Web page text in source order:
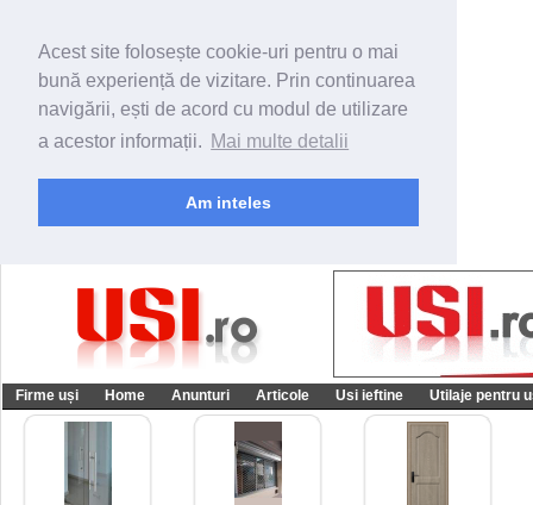
Acest site folosește cookie-uri pentru o mai
bună experiență de vizitare. Prin continuarea
navigării, ești de acord cu modul de utilizare
a acestor informații. Mai multe detalii
Am inteles
Firme uși Home Anunturi Articole Usi ieftine Utilaje pentru